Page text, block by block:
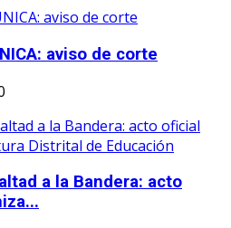
aviso de corte
a la Bandera: acto